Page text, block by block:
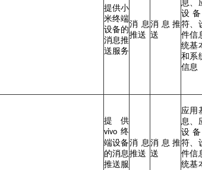
提供小
米终端
设备的
消息推
送服务
消息
推送
消息推
送
息、
设
符、
件信
统基
和系
信息
提供
vivo 终
端设备
的消息
推送服
消息
推送
消息推
送
应用
息、
设
符、
件信
统基